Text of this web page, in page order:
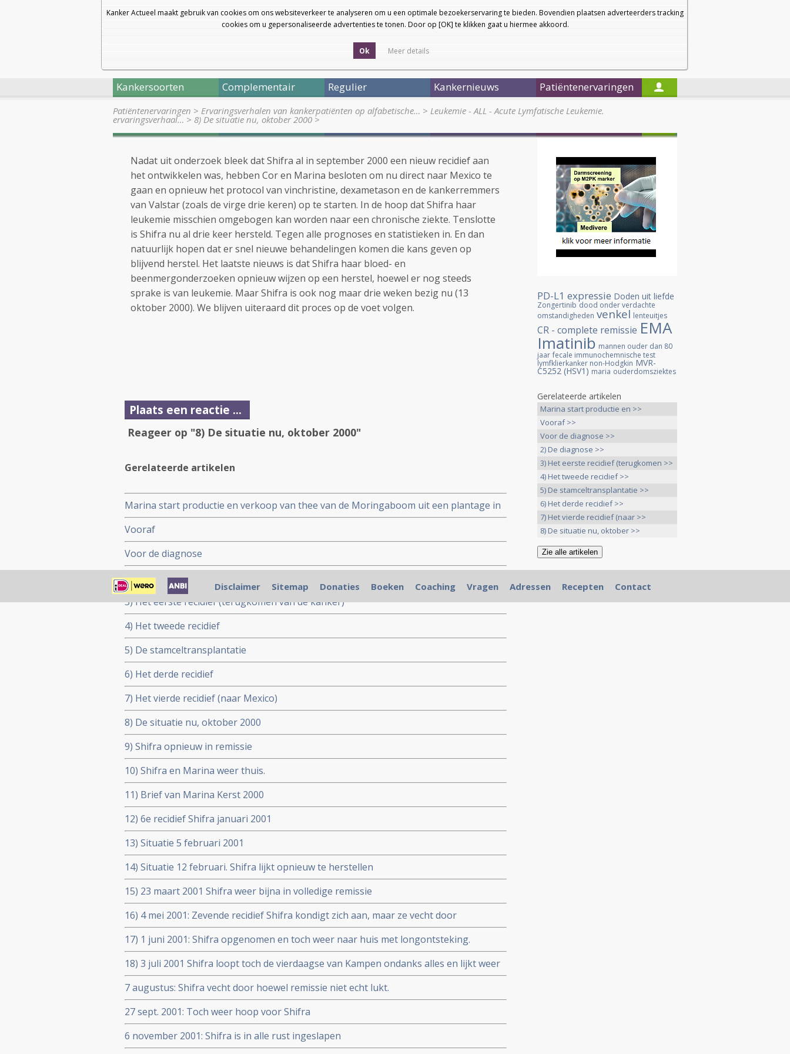
Kanker Actueel maakt gebruik van cookies om ons websiteverkeer te analyseren om u een optimale bezoekerservaring te bieden. Bovendien plaatsen adverteerders tracking
cookies om u gepersonaliseerde advertenties te tonen. Door op [OK] te klikken gaat u hiermee akkoord.
Ok Meer details
a
a
Nieuwsbrief
Startpagina
Kankersoorten Complementair Regulier Kankernieuws Patiëntenervaringen
Patiëntenervaringen > Ervaringsverhalen van kankerpatiënten op alfabetische… > Leukemie - ALL - Acute Lymfatische Leukemie.
ervaringsverhaal… > 8) De situatie nu, oktober 2000 >
Nadat uit onderzoek bleek dat Shifra al in september 2000 een nieuw recidief aan
het ontwikkelen was, hebben Cor en Marina besloten om nu direct naar Mexico te
gaan en opnieuw het protocol van vinchristine, dexametason en de kankerremmers
van Valstar (zoals de virge drie keren) op te starten. In de hoop dat Shifra haar
leukemie misschien omgebogen kan worden naar een chronische ziekte. Tenslotte
is Shifra nu al drie keer hersteld. Tegen alle prognoses en statistieken in. En dan
natuurlijk hopen dat er snel nieuwe behandelingen komen die kans geven op
blijvend herstel. Het laatste nieuws is dat Shifra haar bloed- en
beenmergonderzoeken opnieuw wijzen op een herstel, hoewel er nog steeds
sprake is van leukemie. Maar Shifra is ook nog maar drie weken bezig nu (13
oktober 2000). We blijven uiteraard dit proces op de voet volgen.
Plaats een reactie ...
Reageer op "8) De situatie nu, oktober 2000"
Gerelateerde artikelen
Marina start productie en verkoop van thee van de Moringaboom uit een plantage in
Suriname. Ook in Nederland verkrijgbaar.
Vooraf
Voor de diagnose
2) De diagnose
3) Het eerste recidief (terugkomen van de kanker)
4) Het tweede recidief
5) De stamceltransplantatie
6) Het derde recidief
7) Het vierde recidief (naar Mexico)
8) De situatie nu, oktober 2000
9) Shifra opnieuw in remissie
10) Shifra en Marina weer thuis.
11) Brief van Marina Kerst 2000
12) 6e recidief Shifra januari 2001
13) Situatie 5 februari 2001
14) Situatie 12 februari. Shifra lijkt opnieuw te herstellen
15) 23 maart 2001 Shifra weer bijna in volledige remissie
16) 4 mei 2001: Zevende recidief Shifra kondigt zich aan, maar ze vecht door
17) 1 juni 2001: Shifra opgenomen en toch weer naar huis met longontsteking.
18) 3 juli 2001 Shifra loopt toch de vierdaagse van Kampen ondanks alles en lijkt weer
in remissie
7 augustus: Shifra vecht door hoewel remissie niet echt lukt.
27 sept. 2001: Toch weer hoop voor Shifra
6 november 2001: Shifra is in alle rust ingeslapen
PD-L1 expressie Doden uit liefde
Zongertinib dood onder verdachte
omstandigheden venkel lenteuitjes
CR - complete remissie EMA
Imatinib mannen ouder dan 80
jaar fecale immunochemnische test
lymfklierkanker non-Hodgkin MVR-
C5252 (HSV1) maria ouderdomsziektes
Gerelateerde artikelen
Marina start productie en >>
Vooraf >>
Voor de diagnose >>
2) De diagnose >>
3) Het eerste recidief (terugkomen >>
4) Het tweede recidief >>
5) De stamceltransplantatie >>
6) Het derde recidief >>
7) Het vierde recidief (naar >>
8) De situatie nu, oktober >>
Disclaimer Sitemap Donaties Boeken Coaching Vragen Adressen Recepten Contact